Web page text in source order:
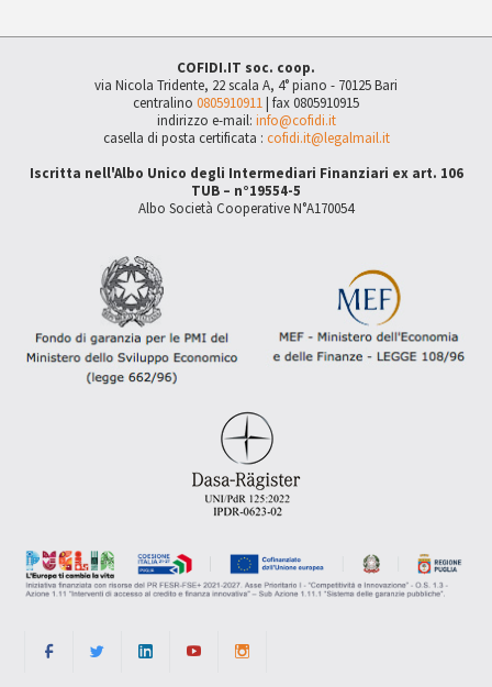
COFIDI.IT soc. coop.
via Nicola Tridente, 22 scala A, 4° piano - 70125 Bari
centralino 0805910911| fax 0805910915
indirizzo e-mail: info@cofidi.it
casella di posta certificata : cofidi.it@legalmail.it
Iscritta nell'Albo Unico degli Intermediari Finanziari ex art. 106
TUB – n°19554-5
Albo Società Cooperative N°A170054